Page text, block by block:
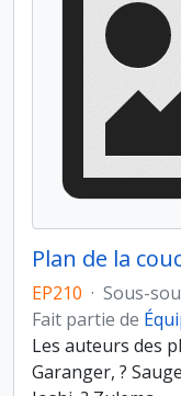
Plan de la
EP210 · Sous-
Fait partie de
Les auteurs des
Garanger, ?